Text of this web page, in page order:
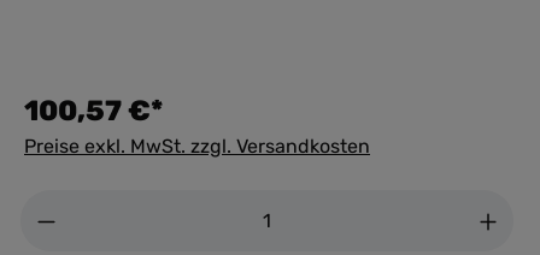
100,57 €*
Preise exkl. MwSt. zzgl. Versandkosten